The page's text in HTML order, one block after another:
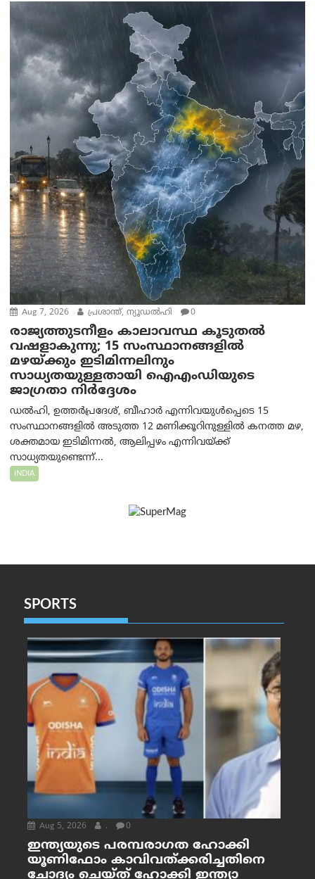
Aug 7, 2026 പ്രശാന്ത്, ന്യൂഡല്‍ഹി 0
രാജ്യത്തുടനീളം കാലാവസ്ഥ കൂടുതൽ
വഷളാകുന്നു; 15 സംസ്ഥാനങ്ങളിൽ
മഴയ്ക്കും ഇടിമിന്നലിനും
സാധ്യതയുള്ളതായി ഐഎംഡിയുടെ
ജാഗ്രതാ നിർദ്ദേശം
ഡൽഹി, ഉത്തർപ്രദേശ്, ബീഹാർ എന്നിവയുൾപ്പെടെ 15
സംസ്ഥാനങ്ങളിൽ അടുത്ത 12 മണിക്കൂറിനുള്ളിൽ കനത്ത മഴ,
ശക്തമായ ഇടിമിന്നൽ, ആലിപ്പഴം എന്നിവയ്ക്ക്
സാധ്യതയുണ്ടെന്ന്...
INDIA
SPORTS
Aug 5, 2026 . 0
ഇന്ത്യയുടെ പരമ്പരാഗത ഹോക്കി
യൂണിഫോം കാവിവത്ക്കരിച്ചതിനെ
ചോദ്യം ചെയ്ത് ഹോക്കി ഇന്ത്യാ